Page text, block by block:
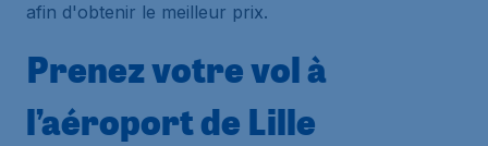
afin d'obtenir le meilleur prix.
Prenez votre vol à
l’aéroport de Lille